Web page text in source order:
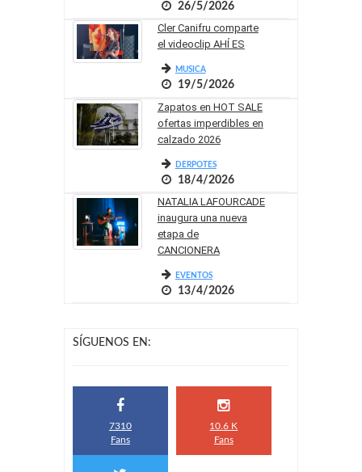
26/5/2026
Cler Canifru comparte
el videoclip AHÍ ES
MUSICA
19/5/2026
Zapatos en HOT SALE
ofertas imperdibles en
calzado 2026
DERPOTES
18/4/2026
NATALIA LAFOURCADE
inaugura una nueva
etapa de
CANCIONERA
EVENTOS
13/4/2026
SÍGUENOS EN:
7310
Fans
10.6 K
Fans